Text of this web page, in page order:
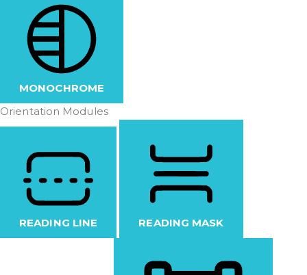
MONOCHROME
Orientation Modules
READING LINE READING MASK